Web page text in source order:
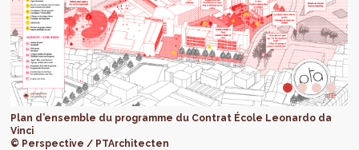
Plan d’ensemble du programme du Contrat École Leonardo da
Vinci
© Perspective / PTArchitecten